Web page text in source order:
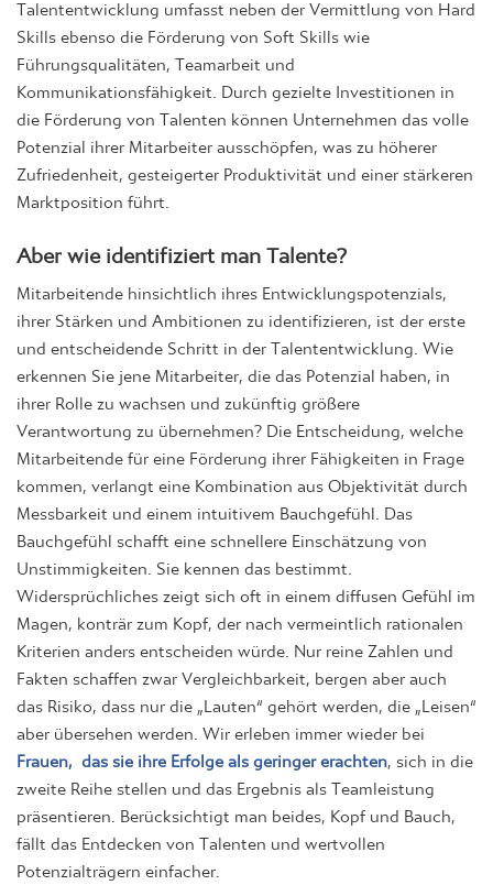
Skills ebenso die Förderung von Soft Skills wie
Führungsqualitäten, Teamarbeit und
Kommunikationsfähigkeit. Durch gezielte Investitionen in
die Förderung von Talenten können Unternehmen das volle
Potenzial ihrer Mitarbeiter ausschöpfen, was zu höherer
Zufriedenheit, gesteigerter Produktivität und einer stärkeren
Marktposition führt.
Aber wie identifiziert man Talente?
Mitarbeitende hinsichtlich ihres Entwicklungspotenzials,
ihrer Stärken und Ambitionen zu identifizieren, ist der erste
und entscheidende Schritt in der Talententwicklung. Wie
erkennen Sie jene Mitarbeiter, die das Potenzial haben, in
ihrer Rolle zu wachsen und zukünftig größere
Verantwortung zu übernehmen? Die Entscheidung, welche
Mitarbeitende für eine Förderung ihrer Fähigkeiten in Frage
kommen, verlangt eine Kombination aus Objektivität durch
Messbarkeit und einem intuitivem Bauchgefühl. Das
Bauchgefühl schafft eine schnellere Einschätzung von
Unstimmigkeiten. Sie kennen das bestimmt.
Widersprüchliches zeigt sich oft in einem diffusen Gefühl im
Magen, konträr zum Kopf, der nach vermeintlich rationalen
Kriterien anders entscheiden würde. Nur reine Zahlen und
Fakten schaffen zwar Vergleichbarkeit, bergen aber auch
das Risiko, dass nur die „Lauten“ gehört werden, die „Leisen“
aber übersehen werden. Wir erleben immer wieder bei
Frauen, das sie ihre Erfolge als geringer erachten , sich in die
zweite Reihe stellen und das Ergebnis als Teamleistung
präsentieren. Berücksichtigt man beides, Kopf und Bauch,
fällt das Entdecken von Talenten und wertvollen
Potenzialträgern einfacher.